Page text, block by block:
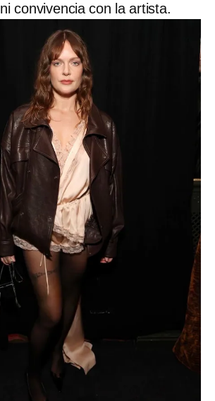
ni convivencia con la artista.